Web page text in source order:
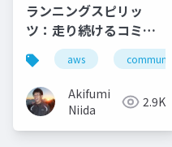
ランニングスピリッ
ツ：走り続けるコミュ
ニティ aws community
Akifumi
Niida
2.9K